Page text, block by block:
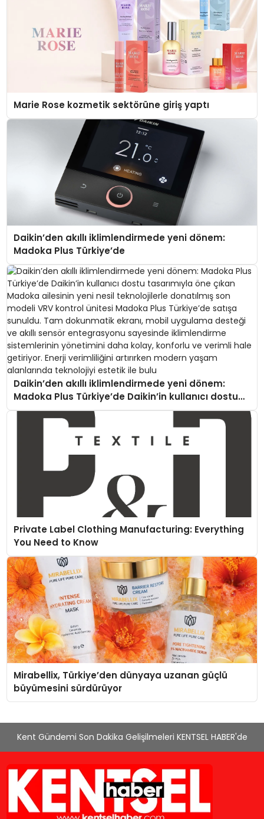
Marie Rose kozmetik sektörüne giriş yaptı
Daikin’den akıllı iklimlendirmede yeni dönem:
Madoka Plus Türkiye’de
Daikin’den akıllı iklimlendirmede yeni dönem:
Madoka Plus Türkiye’de Daikin’in kullanıcı dostu
tasarımıyla öne çıkan Madoka ailesinin yeni nesil
teknolojilerle donatılmış son modeli VRV kontrol
ünitesi Madoka Plus Türkiye’de satışa sunuldu.
Tam dokunmatik ekranı, mobil uygulama desteği
iklimlendirme sistemlerinin yönetimini daha kolay,
konforlu ve verimli hale getiriyor. Enerji verimliliğini
artırırken modern yaşam alanlarında teknolojiyi
Private Label Clothing Manufacturing: Everything
You Need to Know
Mirabellix, Türkiye’den dünyaya uzanan güçlü
büyümesini sürdürüyor
Kent Gündemi Son Dakika Gelişilmeleri KENTSEL HABER'de